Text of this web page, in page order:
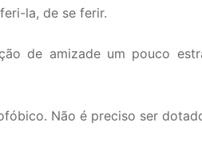
la, de se ferir.
de amizade um pouco
Não é preciso ser